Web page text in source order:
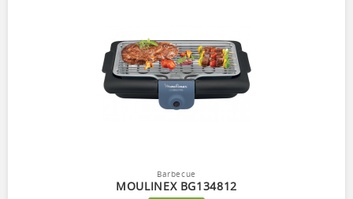
Barbecue
MOULINEX BG134812